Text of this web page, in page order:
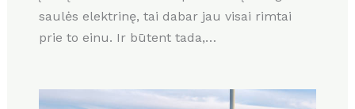
saulės elektrinę, tai dabar jau visai rimtai
prie to einu. Ir būtent tada,…